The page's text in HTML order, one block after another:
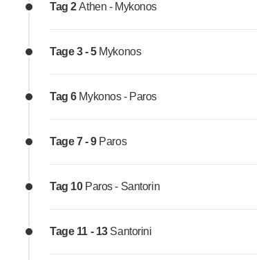
Tag 2Athen - Mykonos
Tage 3 - 5 Mykonos
Tag 6 Mykonos - Paros
Tage 7 - 9 Paros
Tag 10 Paros - Santorin
Tage 11 - 13 Santorini